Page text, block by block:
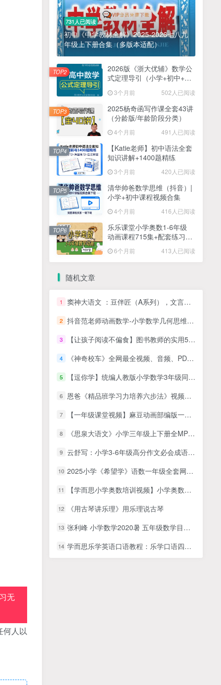
无
何人以
731人已阅读
初中《中学教材全解》2025-2026七八九
年级上下册合集（多版本适配）
2026版《浙大优辅》数学公
式定理导引（小学+初中+高
3个月前 502人已阅读
TOP2
2025杨奇函写作课全套43讲
（分龄版/年龄阶段分类）
4个月前 491人已阅读
TOP3
【Katie老师】初中语法全套
知识讲解+1400题精练
3个月前 420人已阅读
TOP4
清华帅爸数学思维（抖音）|
小学+初中课程视频合集
4个月前 416人已阅读
TOP5
乐乐课堂小学奥数1-6年级
动画课程715集+配套练习册
6个月前 413人已阅读
TOP6
随机文章
1 窦神大语文 ：豆伴匠（A系列），文言文、古诗词、翻译、鉴赏四大板块全覆盖 适合8-18岁孩子学习
2 抖音范老师动画数学-小学数学几何思维900节动画视频课程全套学习资源
3 【让孩子阅读不偏食】图书教师的实用5妙招
4 《神奇校车》全网最全视频、音频、PDF绘本下载
5 【逗你学】统编人教版小学数学3年级同步学
6 恩爸《精品班学习力培养六步法》视频课程
7 【一年级课堂视频】麻豆动画部编版一年级上册语文，教材配套课程视频动画（38集全）MP4视频，百度网盘下载
8 《思泉大语文》小学三年级上下册全MP4视频+ PDF讲义课程，（可在线试看）
9 云舒写：小学3-6年级高分作文必会成语课（60课全集加PDF教案），小学高年级作文辅导课程视频
10 2025小学《希望学》语数一年级全套网课视频，送幼升小
11 【学而思小学奥数培训视频】小学奥数七大专题（行程）培训课MP4视频，小学奥数应用题课程
12 《用古琴讲乐理》用乐理说古琴
13 张利峰 小学数学2020暑 五年级数学目标A+班
14 学而思乐学英语口语教程：乐学口语四级10讲全+讲义文档，MP4视频课程